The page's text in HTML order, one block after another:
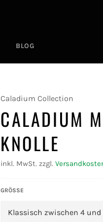
BLOG
Caladium Collection
CALADIUM
KNOLLE
inkl. MwSt. zzgl.
GRÖSSE